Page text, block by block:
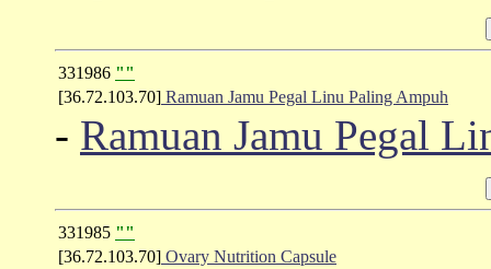
331986 ""
[36.72.103.70] Ramuan Jamu Pegal Linu Paling Ampuh
- Ramuan Jamu Pegal
331985 ""
[36.72.103.70] Ovary Nutrition Capsule